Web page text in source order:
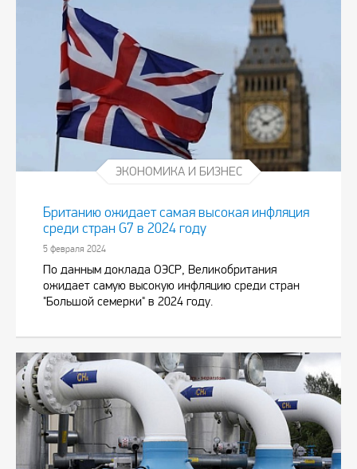
ЭКОНОМИКА И БИЗНЕС
Британию ожидает самая высокая инфляция
среди стран G7 в 2024 году
5 февраля 2024
По данным доклада ОЭСР, Великобритания
ожидает самую высокую инфляцию среди стран
"Большой семерки" в 2024 году.